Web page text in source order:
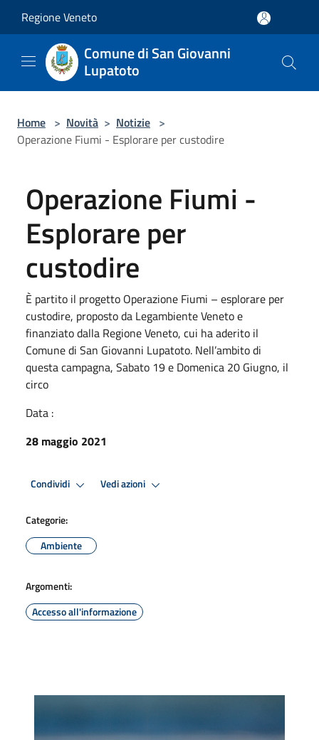
Regione Veneto
Comune di San Giovanni
Lupatoto
Home > Novità > Notizie >
Operazione Fiumi - Esplorare per custodire
Operazione Fiumi -
Esplorare per
custodire
È partito il progetto Operazione Fiumi – esplorare per
custodire, proposto da Legambiente Veneto e
finanziato dalla Regione Veneto, cui ha aderito il
Comune di San Giovanni Lupatoto. Nell’ambito di
questa campagna, Sabato 19 e Domenica 20 Giugno, il
circo
Data :
28 maggio 2021
Condividi Vedi azioni
Categorie:
Ambiente
Argomenti:
Accesso all'informazione